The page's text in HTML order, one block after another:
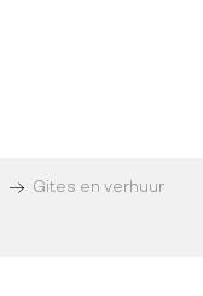
Gites en verhuur